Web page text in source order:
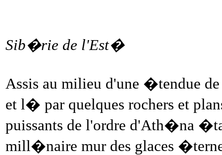
Sib�rie de l'Est�
Assis au milieu d'une �tendue
et l� par quelques rochers et
puissants de l'ordre d'Ath�na
mill�naire mur des glaces